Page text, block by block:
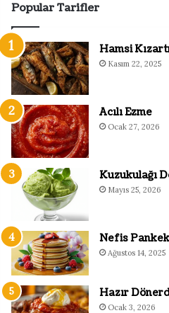
Popular Tarifler
Hamsi
Kasım 22, 2025
Acılı Ezme
Ocak 27, 2026
Kuzukulağı
Mayıs 25, 2026
Nefis
Ağustos 14, 2025
Hazır
Ocak 3, 2026